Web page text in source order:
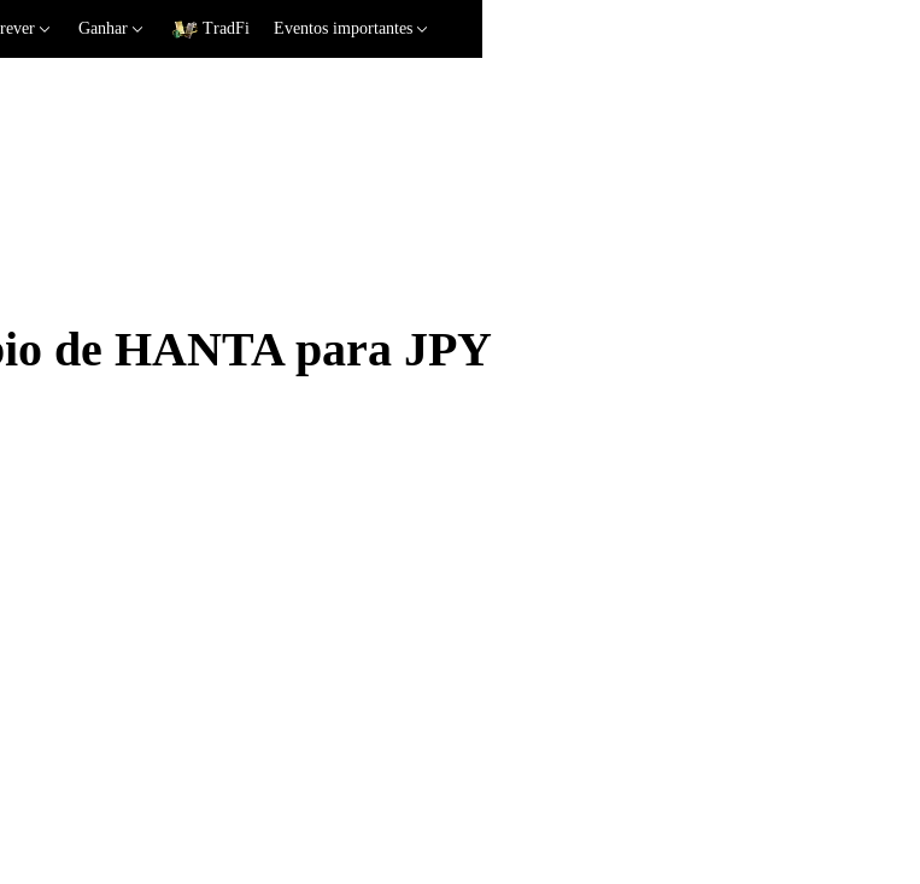
Ganhar TradFi Eventos importantes
de HANTA para JPY